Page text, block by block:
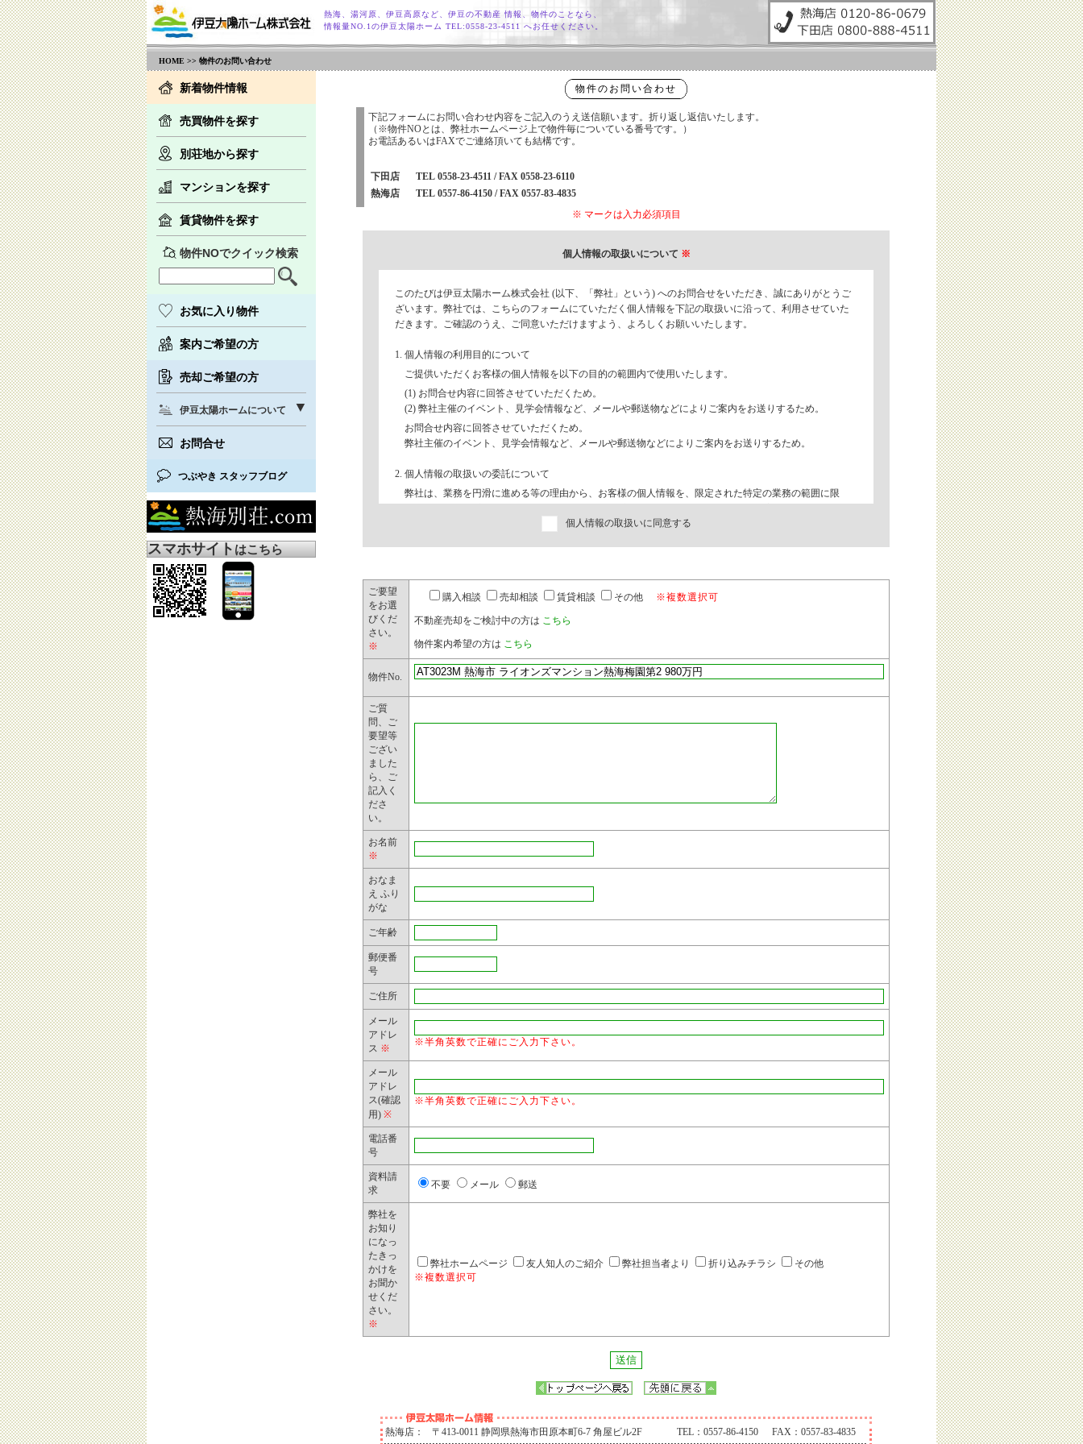
熱海、湯河原、伊豆高原など、伊豆の不動産 情報、物件のことなら、
情報量NO.1の伊豆太陽ホーム TEL:0558-23-4511 へお任せください。
HOME >> 物件のお問い合わせ
新着物件情報
売買物件を探す
別荘地から探す
マンションを探す
賃貸物件を探す
物件NOでクイック検索
お気に入り物件
案内ご希望の方
売却ご希望の方
伊豆太陽ホームについて
お問合せ
つぶやき スタッフブログ
スマホサイトはこちら
物件のお問い合わせ
下記フォームにお問い合わせ内容をご記入のうえ送信願います。折り返し返信いたします。
（※物件NOとは、弊社ホームページ上で物件毎についている番号です。）
お電話あるいはFAXでご連絡頂いても結構です。
下田店
TEL 0558-23-4511 / FAX 0558-23-6110
熱海店
TEL 0557-86-4150 / FAX 0557-83-4835
※ マークは入力必須項目
個人情報の取扱いについて ※
このたびは伊豆太陽ホーム株式会社 (以下、「弊社」という) へのお問合せをいただき、誠にありがとうご
ざいます。弊社では、こちらのフォームにていただく個人情報を下記の取扱いに沿って、利用させていた
だきます。ご確認のうえ、ご同意いただけますよう、よろしくお願いいたします。
1. 個人情報の利用目的について
ご提供いただくお客様の個人情報を以下の目的の範囲内で使用いたします。
(1) お問合せ内容に回答させていただくため。
(2) 弊社主催のイベント、見学会情報など、メールや郵送物などによりご案内をお送りするため。
お問合せ内容に回答させていただくため。
弊社主催のイベント、見学会情報など、メールや郵送物などによりご案内をお送りするため。
2. 個人情報の取扱いの委託について
弊社は、業務を円滑に進める等の理由から、お客様の個人情報を、限定された特定の業務の範囲に限
となる最小限の個人情報のみとし、かつ使用範囲もその範囲に限定します。
とはありません。
4. 保有個人データに関するお問合せ窓口について
弊社は、保有するお客様の個人情報について、その本人又は代理人から、利用目的の通知、開示、内容
問合せは、下記までお申し出ください。
●お問合せ窓口:伊豆太陽ホーム株式会社 TEL 0800-888-4511
個人情報の取扱いに同意する
ご要望
をお選
びくだ
さい。
※
購入相談 売却相談 賃貸相談 その他 ※複数選択可
不動産売却をご検討中の方は こちら
物件案内希望の方は こちら
物件No.
ご質
問、ご
要望等
ござい
ました
ら、ご
記入く
ださ
い。
お名前
※
おなま
え ふり
がな
ご年齢
郵便番
号
ご住所
メール
アドレ
ス ※
※半角英数で正確にご入力下さい。
メール
アドレ
ス(確認
用) ※
※半角英数で正確にご入力下さい。
電話番
号
資料請
求
不要 メール 郵送
弊社を
お知り
になっ
たきっ
かけを
お聞か
せくだ
さい。
※
弊社ホームページ 友人知人のご紹介 弊社担当者より 折り込みチラシ
その他
※複数選択可
熱海店： 〒413-0011 静岡県熱海市田原本町6-7 角屋ビル2F TEL：0557-86-4150 FAX：0557-83-4835